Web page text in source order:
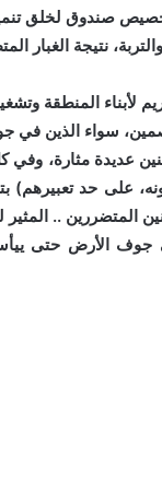
صندوق لخلق
نتيجة الغبار
المنطقة
سواء الذين
عديدة مثارة، وفي
على حد تعبيرهم)
المتضررين ..
جوف الأرض حتى